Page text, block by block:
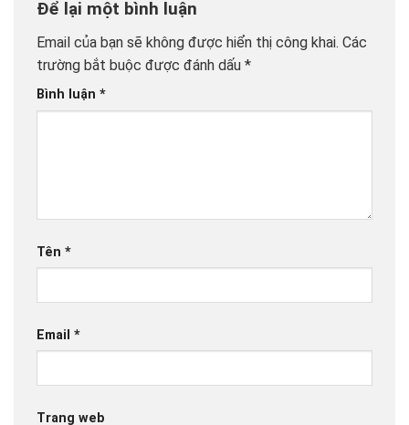
Để lại một bình luận
Email của bạn sẽ không được hiển thị công khai. Các
trường bắt buộc được đánh dấu *
Bình luận *
Tên *
Email *
Trang web